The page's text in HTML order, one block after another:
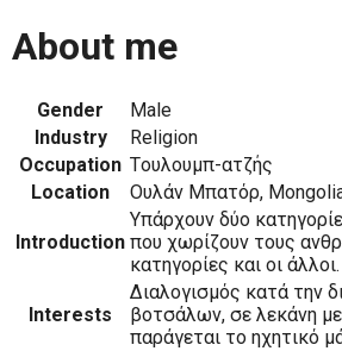
About me
Gender
Male
Industry
Religion
Occupation Tουλουμπ-ατζής
Location
Ουλάν Μπατόρ,
Introduction
Υπάρχουν δύο
που χωρίζουν τους
κατηγορίες και οι άλλοι.
Interests
Διαλογισμός κατά την
βοτσάλων, σε λεκάνη
παράγεται το ηχητικό